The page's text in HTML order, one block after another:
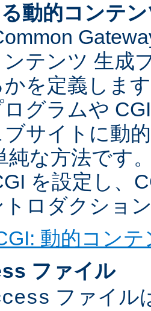
動的コンテ
テンツ 生成
かを定義しま
ログラムや
ブサイトに動
純な方法です
を設定し、
ロダクショ
動的コンテ
ファイル
ファイル